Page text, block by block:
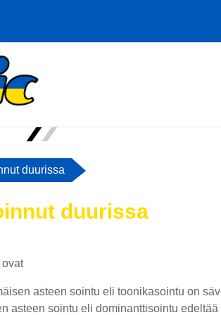
duurissa
duurissa
asteen sointu eli toonikasointu on
asteen sointu eli dominanttisointu